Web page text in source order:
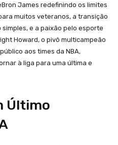
James redefinindo os limites
muitos veteranos, a transição
e a paixão pelo esporte
Howard, o pivô multicampeão
aos times da NBA,
à liga para uma última e
Último